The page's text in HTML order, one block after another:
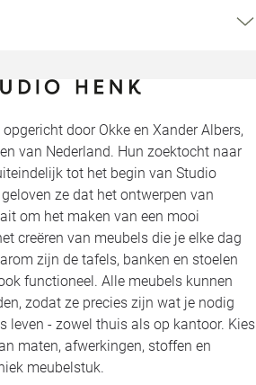
door Okke en Xander Albers,
van Nederland. Hun zoektocht naar
tot het begin van Studio
ze dat het ontwerpen van
om het maken van een mooi
creëren van meubels die je elke dag
zijn de tafels, banken en stoelen
functioneel. Alle meubels kunnen
zodat ze precies zijn wat je nodig
leven - zowel thuis als op kantoor. Kies
maten, afwerkingen, stoffen en
meubelstuk.